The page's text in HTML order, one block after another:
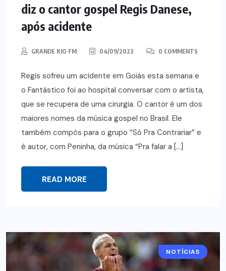
diz o cantor gospel Regis Danese,
após acidente
GRANDE RIO FM 04/09/2023 0 COMMENTS
Regis sofreu um acidente em Goiás esta semana e
o Fantástico foi ao hospital conversar com o artista,
que se recupera de uma cirurgia. O cantor é um dos
maiores nomes da música gospel no Brasil. Ele
também compôs para o grupo “Só Pra Contrariar” e
é autor, com Peninha, da música “Pra falar a […]
READ MORE
ESPORTE
FUTEBOL
NOTÍCIAS